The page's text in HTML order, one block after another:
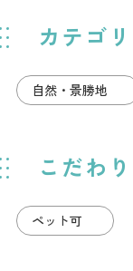
カテゴ
自然・景勝地
こだわ
ペット可